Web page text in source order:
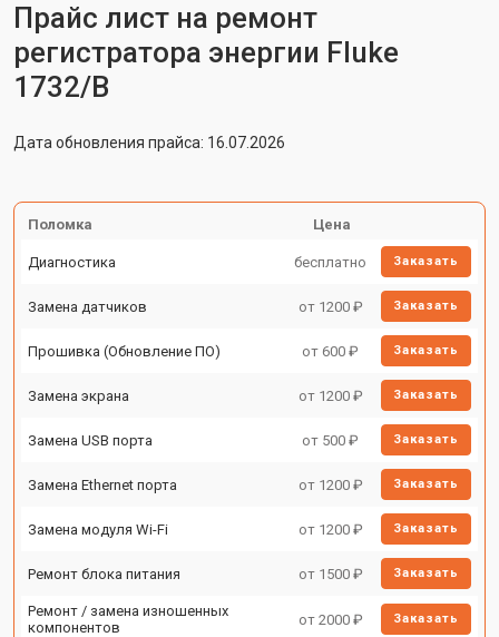
Прайс лист на ремонт
регистратора энергии Fluke
1732/B
Дата обновления прайса: 16.07.2026
Поломка Цена
Диагностика бесплатно Заказать
Замена датчиков от 1200 ₽ Заказать
Прошивка (Обновление ПО) от 600 ₽ Заказать
Замена экрана от 1200 ₽ Заказать
Замена USB порта от 500 ₽ Заказать
Замена Ethernet порта от 1200 ₽ Заказать
Замена модуля Wi-Fi от 1200 ₽ Заказать
Ремонт блока питания от 1500 ₽ Заказать
Ремонт / замена изношенных
компонентов
от 2000 ₽ Заказать